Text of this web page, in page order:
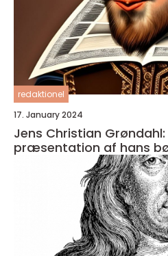
redaktionel
17. January 2024
Jens Christian
præsentation af hans